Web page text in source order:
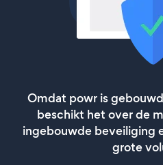
Omdat powr is
beschikt het over de
ingebouwde beveiliging
grote